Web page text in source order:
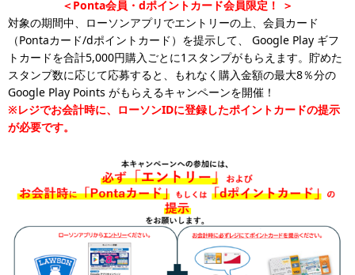
＜Ponta会員・dポイントカード会員限定！
＞
対象の期間中、ローソンアプリでエントリーの上、会員カード
（Pontaカード/dポイントカード）を提示して、 Google Play ギフ
トカードを合計5,000円購入ごとに1スタンプがもらえます。貯めた
スタンプ数に応じて応募すると、もれなく購入金額の最大8％分の
Google Play Points がもらえるキャンペーンを開催！
※レジでお会計時に、ローソンIDに登録したポイントカードの提示
が必要です。